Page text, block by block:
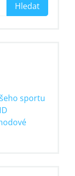
Hledat
sportu